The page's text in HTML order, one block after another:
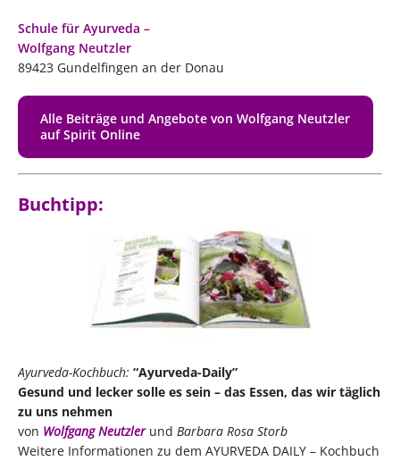
Schule für Ayurveda –
Wolfgang Neutzler
89423 Gundelfingen an der Donau
Alle Beiträge und Angebote von Wolfgang Neutzler
auf Spirit Online
Buchtipp:
Ayurveda-Kochbuch: “Ayurveda-Daily”
Gesund und lecker solle es sein – das Essen, das wir täglich
zu uns nehmen
von Wolfgang Neutzlerund Barbara Rosa Storb
Weitere Informationen zu dem AYURVEDA DAILY – Kochbuch